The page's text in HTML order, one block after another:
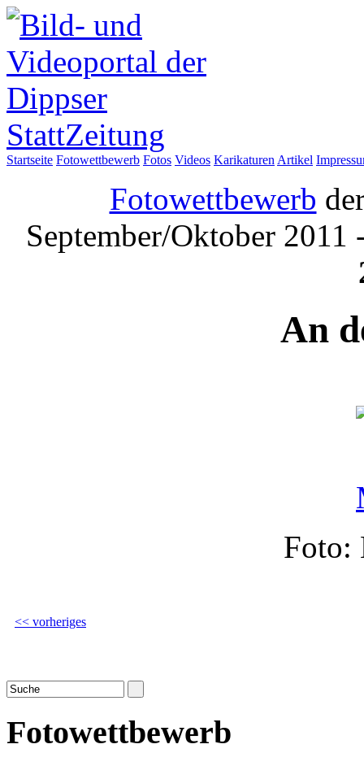
Startseite Fotowettbewerb Fotos Videos Karikaturen Artikel
Fotowettbewerb
September/Oktober 2011
An
Foto:
<< vorheriges
Fotowettbewerb